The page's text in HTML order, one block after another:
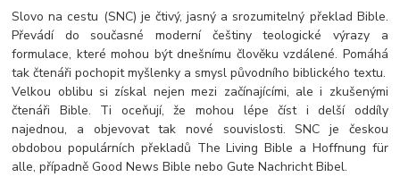
Slovo na cestu (SNC) je čtivý, jasný a srozumitelný překlad Bible.
Převádí do současné moderní češtiny teologické výrazy a
formulace, které mohou být dnešnímu člověku vzdálené. Pomáhá
tak čtenáři pochopit myšlenky a smysl původního biblického textu.
Velkou oblibu si získal nejen mezi začínajícími, ale i zkušenými
čtenáři Bible. Ti oceňují, že mohou lépe číst i delší oddíly
najednou, a objevovat tak nové souvislosti. SNC je českou
obdobou populárních překladů The Living Bible a Hoffnung für
alle, případně Good News Bible nebo Gute Nachricht Bibel.